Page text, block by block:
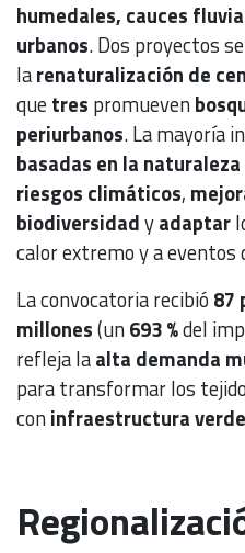
humedales, cauces
urbanos. Dos proyectos
larenaturalización de
quetres promueven
periurbanos. La mayoría
basadas en la naturaleza
riesgos climáticos,
biodiversidadyadaptar
calor extremo y a
La convocatoria recibió 87
millones(un693 %del
refleja laalta demanda
para transformar los
coninfraestructura